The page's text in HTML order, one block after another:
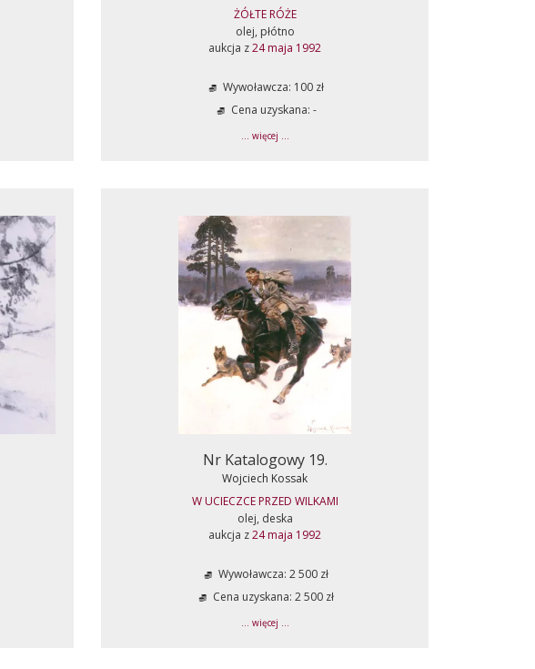
ŻÓŁTE RÓŻE
olej, płótno
aukcja z24 maja 1992
Wywoławcza: 100 zł
Cena uzyskana: -
... więcej ...
Nr Katalogowy 19.
Wojciech Kossak
W UCIECZCE PRZED WILKAMI
olej, deska
aukcja z24 maja 1992
Wywoławcza: 2 500 zł
Cena uzyskana: 2 500 zł
... więcej ...